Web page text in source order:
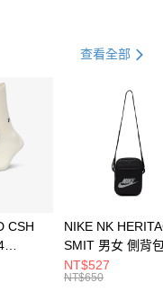
21家銀行
業銀行
業銀行
查看全部
CSH
統襪
NIKE NK
SMIT 男女 側背
BA5871010
NT$527
NT$650